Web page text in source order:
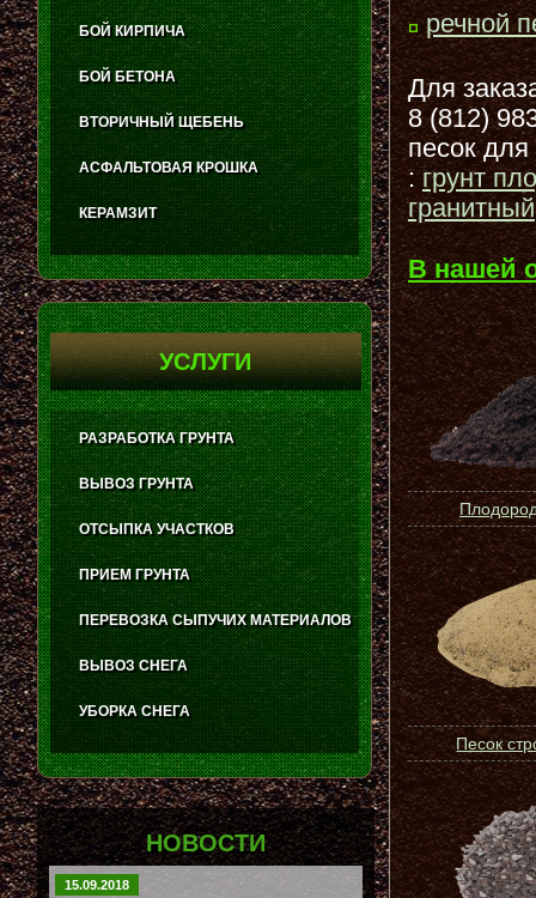
речной
Для
8 (812)
песок
: грунт
гранитный
В нашей
Песок
БОЙ КИРПИЧА
БОЙ БЕТОНА
ВТОРИЧНЫЙ ЩЕБЕНЬ
АСФАЛЬТОВАЯ КРОШКА
КЕРАМЗИТ
УСЛУГИ
РАЗРАБОТКА ГРУНТА
ВЫВОЗ ГРУНТА
ОТСЫПКА УЧАСТКОВ
ПРИЕМ ГРУНТА
ПЕРЕВОЗКА СЫПУЧИХ МАТЕРИАЛОВ
ВЫВОЗ СНЕГА
УБОРКА СНЕГА
НОВОСТИ
15.09.2018